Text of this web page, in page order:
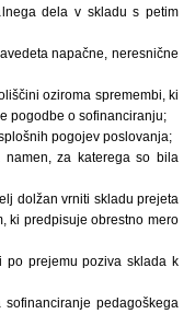
dela v skladu s petim
napačne, neresnične
oziroma spremembi, ki
pogodbe o sofinanciranju;
pogojev poslovanja;
za katerega so bila
dolžan vrniti skladu prejeta
ki predpisuje obrestno mero
po prejemu poziva sklada k
pedagoškega